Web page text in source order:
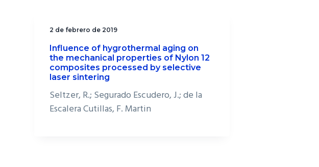
2 de febrero de 2019
Influence of hygrothermal aging on
the mechanical properties of Nylon 12
composites processed by selective
laser sintering
Seltzer, R.; Segurado Escudero, J.; de la
Escalera Cutillas, F. Martin